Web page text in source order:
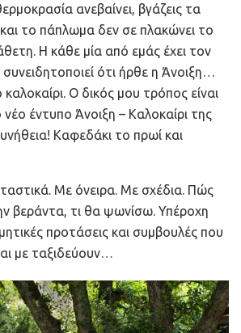
ανεβαίνει, βγάζεις τα
το πάπλωμα δεν σε πλακώνει το
Η κάθε μία από εμάς έχει τον
ότι ήρθε η Άνοιξη…
καλοκαίρι. Ο δικός μου τρόπος είναι
νέο έντυπο Άνοιξη – Καλοκαίρι της
Καφεδάκι το πρωί και
Με όνειρα. Με σχέδια. Πώς
βεράντα, τι θα ψωνίσω. Υπέροχη
προτάσεις και συμβουλές που
με ταξιδεύουν…